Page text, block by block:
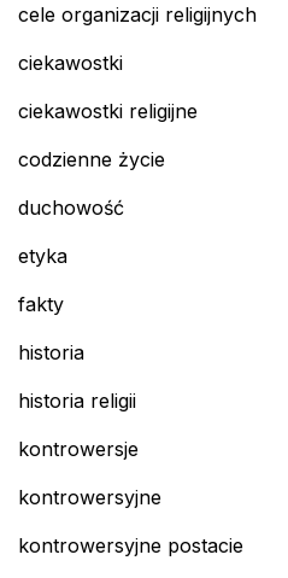
cele organizacji religijnych
ciekawostki
ciekawostki religijne
codzienne życie
duchowość
etyka
fakty
historia
historia religii
kontrowersje
kontrowersyjne
kontrowersyjne postacie